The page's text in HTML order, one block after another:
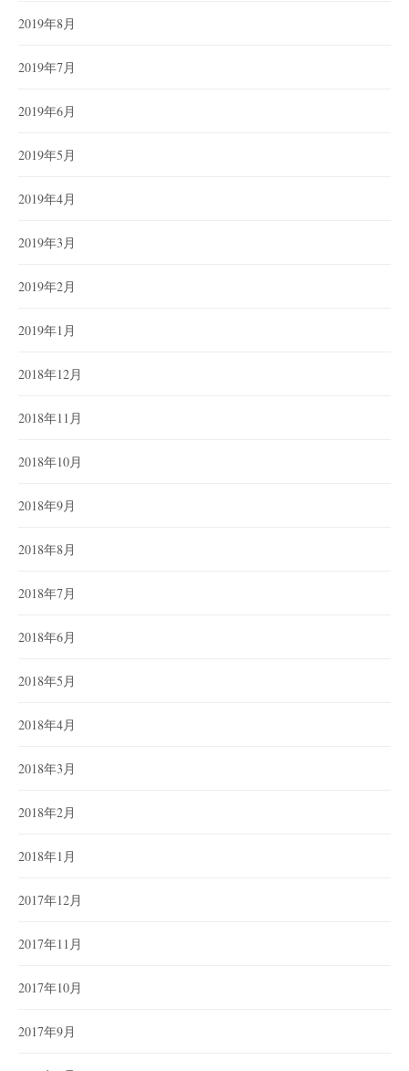
2019年8月
2019年7月
2019年6月
2019年5月
2019年4月
2019年3月
2019年2月
2019年1月
2018年12月
2018年11月
2018年10月
2018年9月
2018年8月
2018年7月
2018年6月
2018年5月
2018年4月
2018年3月
2018年2月
2018年1月
2017年12月
2017年11月
2017年10月
2017年9月